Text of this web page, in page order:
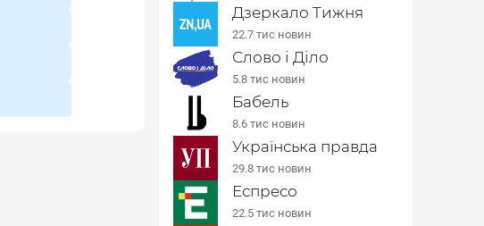
Дзеркало Тижня
22.7 тис новин
Слово і Діло
5.8 тис новин
Бабель
8.6 тис новин
Українська правда
29.8 тис новин
Еспресо
22.5 тис новин